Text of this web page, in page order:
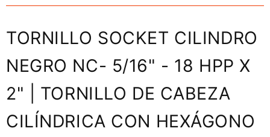
TORNILLO SOCKET CILINDRO
NEGRO NC- 5/16" - 18 HPP X
2" | TORNILLO DE CABEZA
CILÍNDRICA CON HEXÁGONO